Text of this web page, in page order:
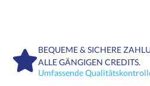
BEQUEME & SICHERE
ALLE GÄNGIGEN CREDITS.
Umfassende